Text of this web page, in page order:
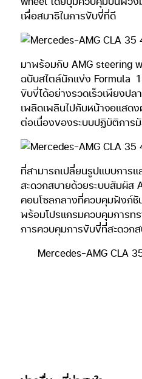
เพื่อสมาธิในการขับขี่ที่ดี
มาพร้อมกับ AMG steering
ฉบับสไตล์นักแข่ง Formula
ขับขี่ได้อย่างรวดเร็วเพียงป
เพลิดเพลินไปกับหน้าจอแสด
ต่อเนื่องของระบบปฏิบัติการ
ที่สามารถเปลี่ยนรูปแบบการ
สะดวกสบายด้วยระบบสัมผัส
คอนโซลกลางที่ควบคุมฟังก์
พร้อมโปรแกรมควบคุมการท
การควบคุมการขับขี่ที่สะดวก
Mercedes-AMG CLA